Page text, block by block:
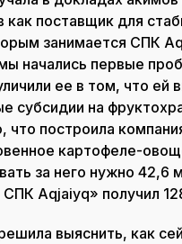
как поставщик для
занимается СПК
начались первые
ее в том, что ей
субсидии на
что построила
картофеле-
за него нужно 42,6
Aqjaiyq» получил
выяснить, как